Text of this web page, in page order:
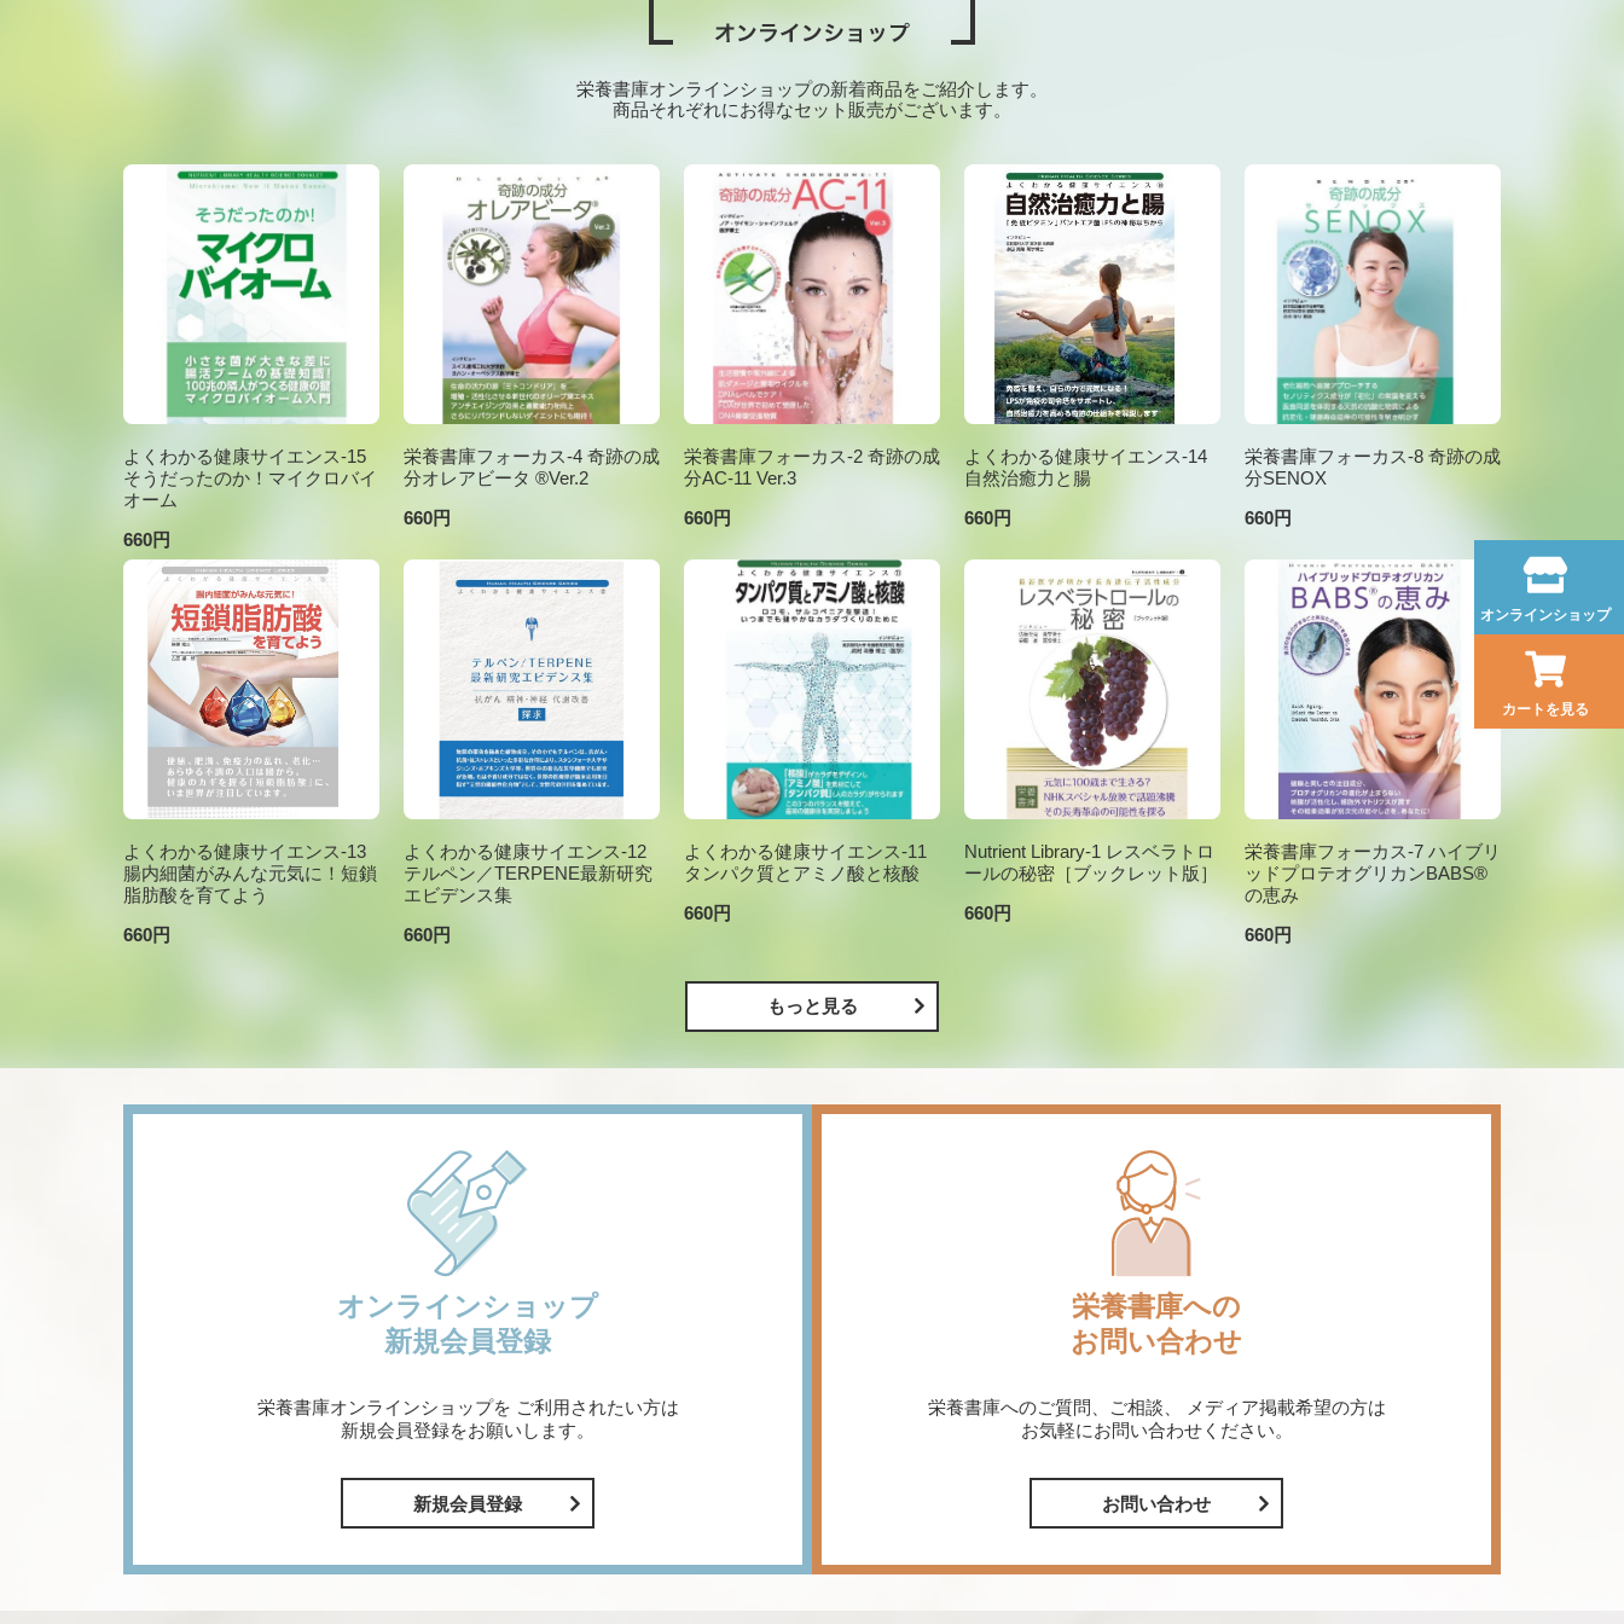
オンラインショップ
カートを見る
栄養書庫オンラインショップの新着商品をご紹介します。
商品それぞれにお得なセット販売がございます。
よくわかる健康サイエンス-15
そうだったのか！マイクロバイ
オーム
660円
栄養書庫フォーカス-4 奇跡の成
分オレアビータ ®Ver.2
660円
栄養書庫フォーカス-2 奇跡の成
分AC-11 Ver.3
660円
よくわかる健康サイエンス-14
自然治癒力と腸
660円
栄養書庫フォーカス-8 奇跡の成
分SENOX
660円
よくわかる健康サイエンス-13
腸内細菌がみんな元気に！短鎖
脂肪酸を育てよう
660円
よくわかる健康サイエンス-12
テルペン／TERPENE最新研究
エビデンス集
660円
よくわかる健康サイエンス-11
タンパク質とアミノ酸と核酸
660円
Nutrient Library-1 レスベラトロ
ールの秘密［ブックレット版］
660円
栄養書庫フォーカス-7 ハイブリ
ッドプロテオグリカンBABS®
の恵み
660円
もっと見る
オンラインショップ
新規会員登録
栄養書庫オンラインショップを ご利用されたい方は
新規会員登録をお願いします。
新規会員登録
栄養書庫への
お問い合わせ
栄養書庫へのご質問、ご相談、
メディア掲載希望の方は
お気軽にお問い合わせください。
お問い合わせ